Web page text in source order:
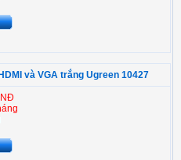
và VGA trắng Ugreen 10427